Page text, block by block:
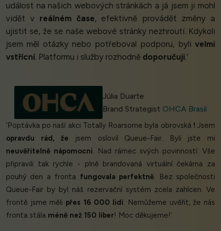
událost na našich webových stránkách a já jsem ji mohl
vidět v reálném čase, efektivně provádět změny a
ujistit se, že se naše webové stránky nezhroutí. Kdykoli
jsem měl otázky nebo potřeboval podporu, byli velmi
vstřícní. Platformu i služby rozhodně doporučuji.’
Júlia Duarte
Brand Strategist OHCA Brasil
‘Poptávka po naší akci Totally Roarsome byla obrovská ! Jsem
opravdu rád, že jsem oslovil Queue-Fair. Byli jste mi
neuvěřitelně nápomocni. Nad rámec svých povinností. Vše
připravili tak rychle - plně brandovaná virtuální čekárna za
pouhý den a fronta fungovala perfektně. Bez společnosti
Queue-Fair by byl náš rezervační systém zcela zahlcen. Ve
frontě jsme měli přes 16 000 lidí. Nemůžeme uvěřit, že nás
fronta stála méně než 150 liber! Moc děkujeme!’